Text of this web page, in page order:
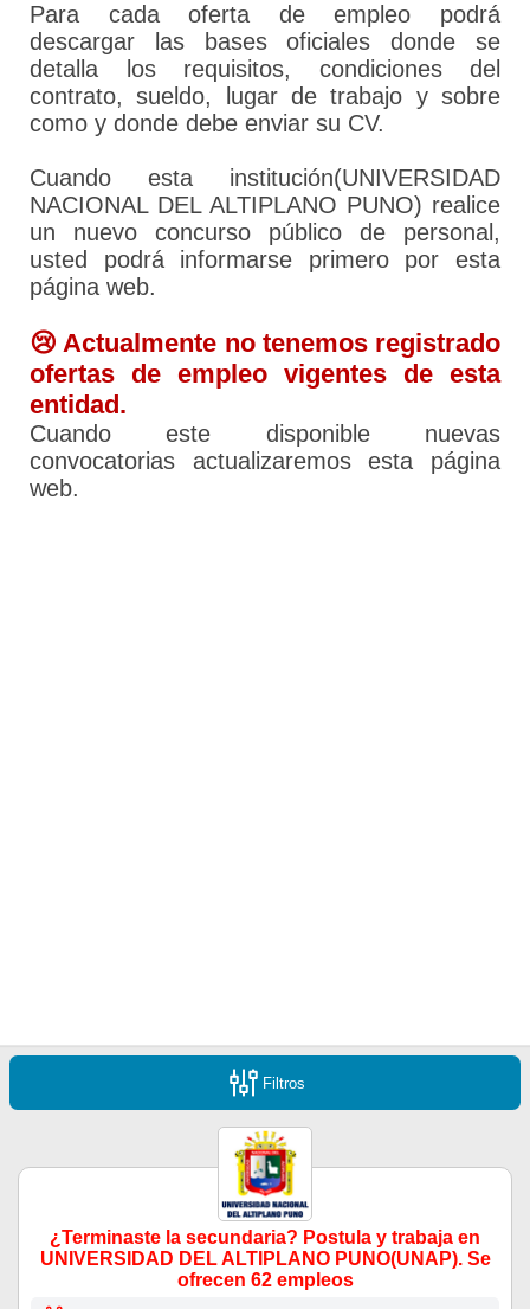
Para cada oferta de empleo podrá
descargar las bases oficiales donde se
detalla los requisitos, condiciones del
contrato, sueldo, lugar de trabajo y sobre
como y donde debe enviar su CV.
Cuando esta institución(UNIVERSIDAD
NACIONAL DEL ALTIPLANO PUNO) realice
un nuevo concurso público de personal,
usted podrá informarse primero por esta
página web.
😢 Actualmente no tenemos registrado
ofertas de empleo vigentes de esta
entidad.
Cuando este disponible nuevas
convocatorias actualizaremos esta página
web.
Filtros
¿Terminaste la secundaria? Postula y trabaja en
UNIVERSIDAD DEL ALTIPLANO PUNO(UNAP). Se
ofrecen 62 empleos